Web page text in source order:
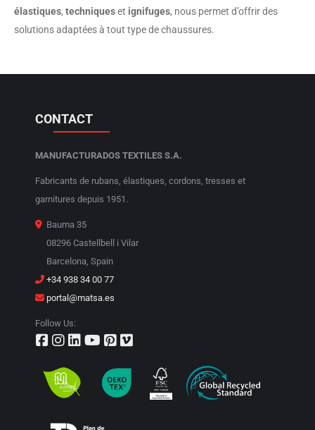
élastiques, techniqueset ignifuges, nous permet d’offrir des
solutions adaptées à tout type de chaussures.
CONTACT
MANUFACTURADOS TEXTILES S.A.
Fabricants de rubans, élastiques, cordons, tresses et
garnitures depuis 1951.
Bauma 35
08296 Castellbell i Vilar
Barcelona, Spain
+34 938 34 00 77
portal@matsa.es
Follow Us: